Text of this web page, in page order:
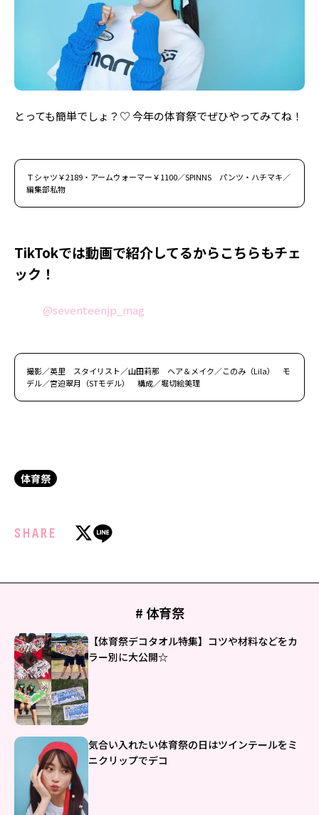
とっても簡単でしょ？♡ 今年の体育祭でぜひやってみてね！
Ｔシャツ￥2189・アームウォーマー￥1100／SPINNS パンツ・ハチマキ／
編集部私物
TikTokでは動画で紹介してるからこちらもチェ
ック！
@seventeenjp_mag
撮影／英里 スタイリスト／山田莉那 ヘア＆メイク／このみ（Lila） モ
デル／宮迫翠月（STモデル） 構成／堀切絵美理
体育祭
SHARE
# 体育祭
【体育祭デコタオル特集】コツや材料などをカ
ラー別に大公開☆
気合い入れたい体育祭の日はツインテールをミ
ニクリップでデコ